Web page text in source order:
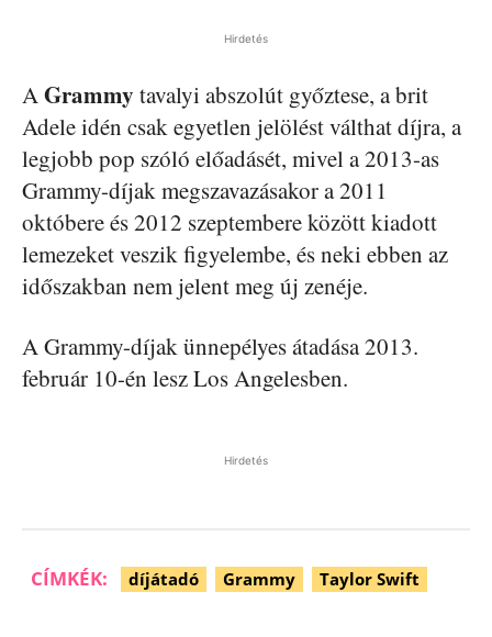
Hirdetés
AGrammy tavalyi abszolút győztese, a brit
Adele idén csak egyetlen jelölést válthat díjra, a
legjobb pop szóló előadásét, mivel a 2013-as
Grammy-díjak megszavazásakor a 2011
októbere és 2012 szeptembere között kiadott
lemezeket veszik figyelembe, és neki ebben az
időszakban nem jelent meg új zenéje.
A Grammy-díjak ünnepélyes átadása 2013.
február 10-én lesz Los Angelesben.
Hirdetés
CÍMKÉK: díjátadó Grammy Taylor Swift